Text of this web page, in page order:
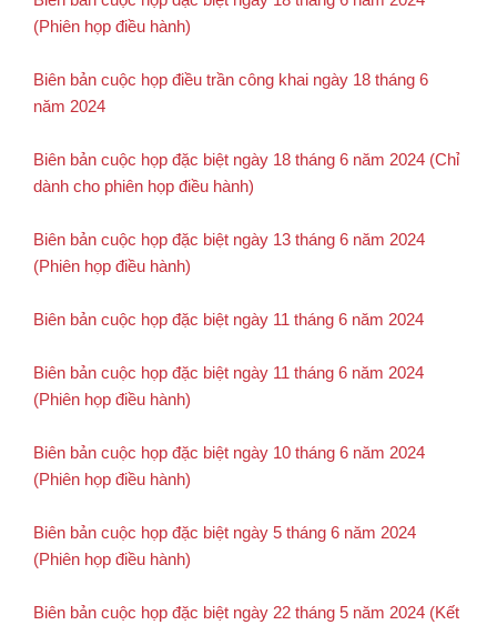
(Phiên họp điều hành)
Biên bản cuộc họp điều trần công khai ngày 18 tháng 6
năm 2024
Biên bản cuộc họp đặc biệt ngày 18 tháng 6 năm 2024 (Chỉ
dành cho phiên họp điều hành)
Biên bản cuộc họp đặc biệt ngày 13 tháng 6 năm 2024
(Phiên họp điều hành)
Biên bản cuộc họp đặc biệt ngày 11 tháng 6 năm 2024
Biên bản cuộc họp đặc biệt ngày 11 tháng 6 năm 2024
(Phiên họp điều hành)
Biên bản cuộc họp đặc biệt ngày 10 tháng 6 năm 2024
(Phiên họp điều hành)
Biên bản cuộc họp đặc biệt ngày 5 tháng 6 năm 2024
(Phiên họp điều hành)
Biên bản cuộc họp đặc biệt ngày 22 tháng 5 năm 2024 (Kết